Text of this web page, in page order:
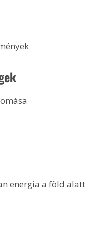
energia a föld alatt